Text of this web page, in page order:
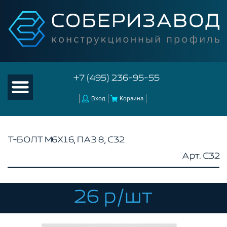
+7 (495) 236-95-55
Вход Корзина
КОМПЛЕКТУЮЩИЕ К ЧПУ
АКСЕССУАРЫ ДЛЯ V-ПАЗА
Т-БОЛТ M6Х16, ПАЗ 8, C32
Арт. C32
26 р/шт